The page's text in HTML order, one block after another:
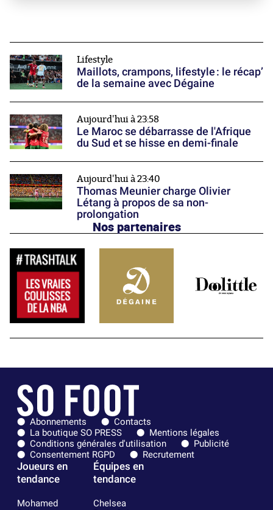
Lifestyle
Maillots, crampons, lifestyle : le récap’
de la semaine avec Dégaine
Aujourd'hui à 23:58
Le Maroc se débarrasse de l'Afrique
du Sud et se hisse en demi-finale
Aujourd'hui à 23:40
Thomas Meunier charge Olivier
Létang à propos de sa non-
prolongation
Nos partenaires
Abonnements
Contacts
La boutique SO PRESS
Mentions légales
Conditions générales d'utilisation
Publicité
Consentement RGPD
Recrutement
Joueurs en
tendance
Mohamed
Équipes en
tendance
Chelsea